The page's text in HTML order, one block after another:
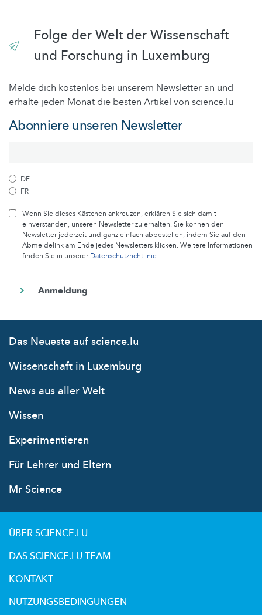
Folge der Welt der Wissenschaft
und Forschung in Luxemburg
Melde dich kostenlos bei unserem Newsletter an und
erhalte jeden Monat die besten Artikel von science.lu
Abonniere unseren Newsletter
DE
FR
Wenn Sie dieses Kästchen ankreuzen, erklären Sie sich damit
einverstanden, unseren Newsletter zu erhalten. Sie können den
Newsletter jederzeit und ganz einfach abbestellen, indem Sie auf den
Abmeldelink am Ende jedes Newsletters klicken. Weitere Informationen
finden Sie in unsererDatenschutzrichtlinie.
Das Neueste auf science.lu
Wissenschaft in Luxemburg
News aus aller Welt
Wissen
Experimentieren
Für Lehrer und Eltern
Mr Science
ÜBER SCIENCE.LU
DAS SCIENCE.LU-TEAM
KONTAKT
NUTZUNGSBEDINGUNGEN